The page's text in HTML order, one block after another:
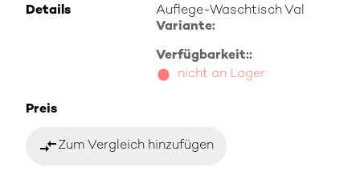
Details
Auflege-Waschtisch Val
Variante:
Verfügbarkeit::
nicht an Lager
Preis
compare_arrowsZum Vergleich hinzufügen